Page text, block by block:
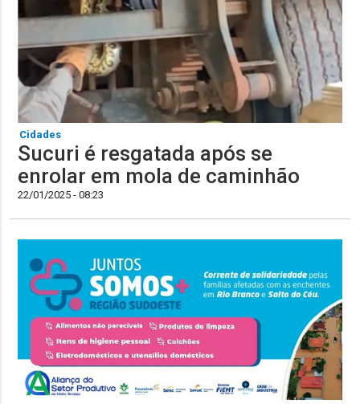
Cidades
Sucuri é resgatada após se
enrolar em mola de caminhão
22/01/2025 - 08:23